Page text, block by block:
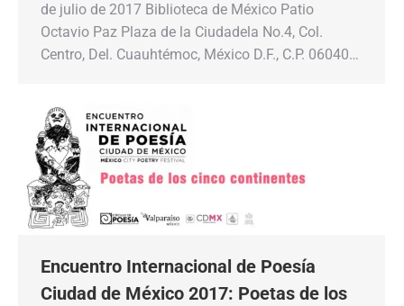
de julio de 2017 Biblioteca de México Patio
Octavio Paz Plaza de la Ciudadela No.4, Col.
Centro, Del. Cuauhtémoc, México D.F., C.P. 06040…
Encuentro Internacional de Poesía
Ciudad de México 2017: Poetas de los